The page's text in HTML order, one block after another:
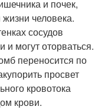
и почек,
человека.
сосудов
могут оторваться.
переносится по
просвет
кровотока
крови.